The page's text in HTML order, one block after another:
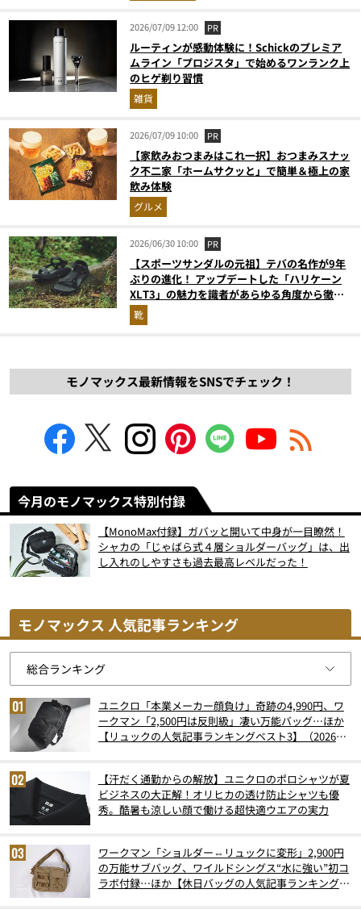
2026/07/09 12:00 PR
ルーティンが感動体験に！Schickのプレミア
ムライン「プロジスタ」で始めるワンランク上
のヒゲ剃り習慣
雑貨
2026/07/09 10:00 PR
【家飲みおつまみはこれ一択】おつまみスナッ
ク不二家「ホームサクッと」で簡単＆極上の家
飲み体験
グルメ
2026/06/30 10:00 PR
【スポーツサンダルの元祖】テバの名作が9年
ぶりの進化！ アップデートした「ハリケーン
XLT3」の魅力を識者があらゆる角度から徹底
解説！
靴
モノマックス最新情報をSNSでチェック！
今月のモノマックス特別付録
【MonoMax付録】ガバッと開いて中身が一目瞭然！
シャカの「じゃばら式４層ショルダーバッグ」は、出
し入れのしやすさも過去最高レベルだった！
モノマックス 人気記事ランキング
ユニクロ「本業メーカー顔負け」奇跡の4,990円、ワ
ークマン「2,500円は反則級」凄い万能バッグ…ほか
【リュックの人気記事ランキングベスト3】（2026年
【汗だく通勤からの解放】ユニクロのポロシャツが夏
ビジネスの大正解！オリヒカの透け防止シャツも優
秀。酷暑も涼しい顔で働ける超快適ウエアの実力
ワークマン「ショルダー⇔リュックに変形」2,900円
の万能サブバッグ、ワイルドシングス“水に強い”初コ
ラボ付録…ほか【休日バッグの人気記事ランキングベ